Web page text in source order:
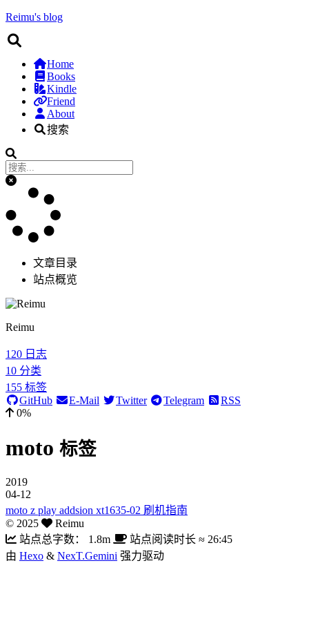
Reimu's blog
Home
Books
Kindle
Friend
About
搜索
文章目录
站点概览
Reimu
120 日志
10 分类
155 标签
GitHub
E-Mail Twitter Telegram
RSS
0%
moto 标签
2019
04-12
moto z play addsion xt1635-02 刷机指南
© 2025
Reimu
站点总字数：
1.8m 站点阅读时长 ≈ 26:45
由 Hexo & NexT.Gemini 强力驱动